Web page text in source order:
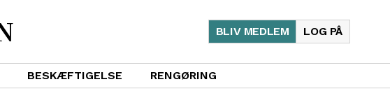
LOG PÅ
BLIV MEDLEM
BESKÆFTIGELSE RENGØRING